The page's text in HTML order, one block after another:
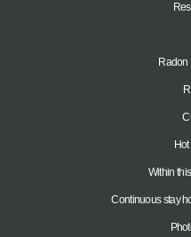
Radon
Within
Continuous stay